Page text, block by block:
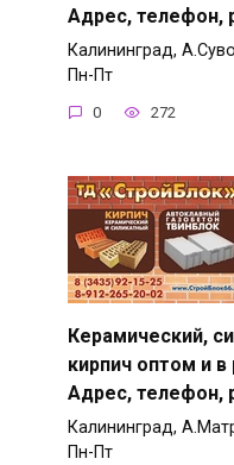
Адрес, телефон,
Калининград,
Пн-Пт
0 272
Керамический,
кирпич оптом и
Адрес, телефон,
Калининград,
Пн-Пт